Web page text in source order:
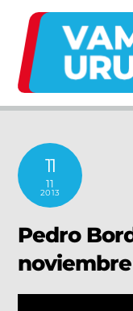
content
11
11
2013
Pedro
noviembre